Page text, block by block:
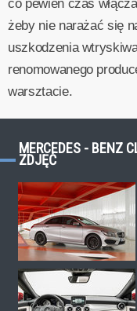
co pewien czas
żeby nie narażać się
uszkodzenia
renomowanego
warsztacie.
MERCEDES - BENZ
ZDJĘĆ